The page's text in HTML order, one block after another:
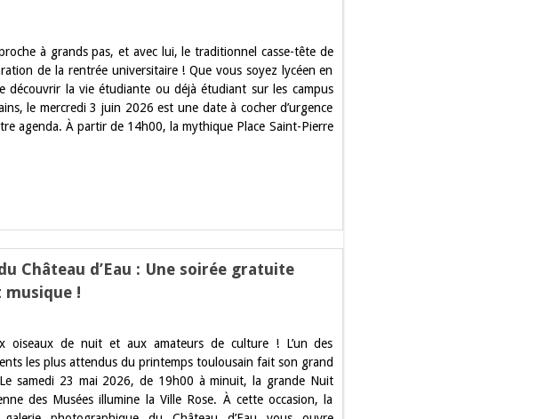
à grands pas, et avec lui, le traditionnel casse-tête de
de la rentrée universitaire ! Que vous soyez lycéen en
découvrir la vie étudiante ou déjà étudiant sur les campus
le mercredi 3 juin 2026 est une date à cocher d’urgence
agenda. À partir de 14h00, la mythique Place Saint-Pierre
Château d’Eau : Une soirée gratuite
!
oiseaux de nuit et aux amateurs de culture ! L’un des
les plus attendus du printemps toulousain fait son grand
samedi 23 mai 2026, de 19h00 à minuit, la grande Nuit
des Musées illumine la Ville Rose. À cette occasion, la